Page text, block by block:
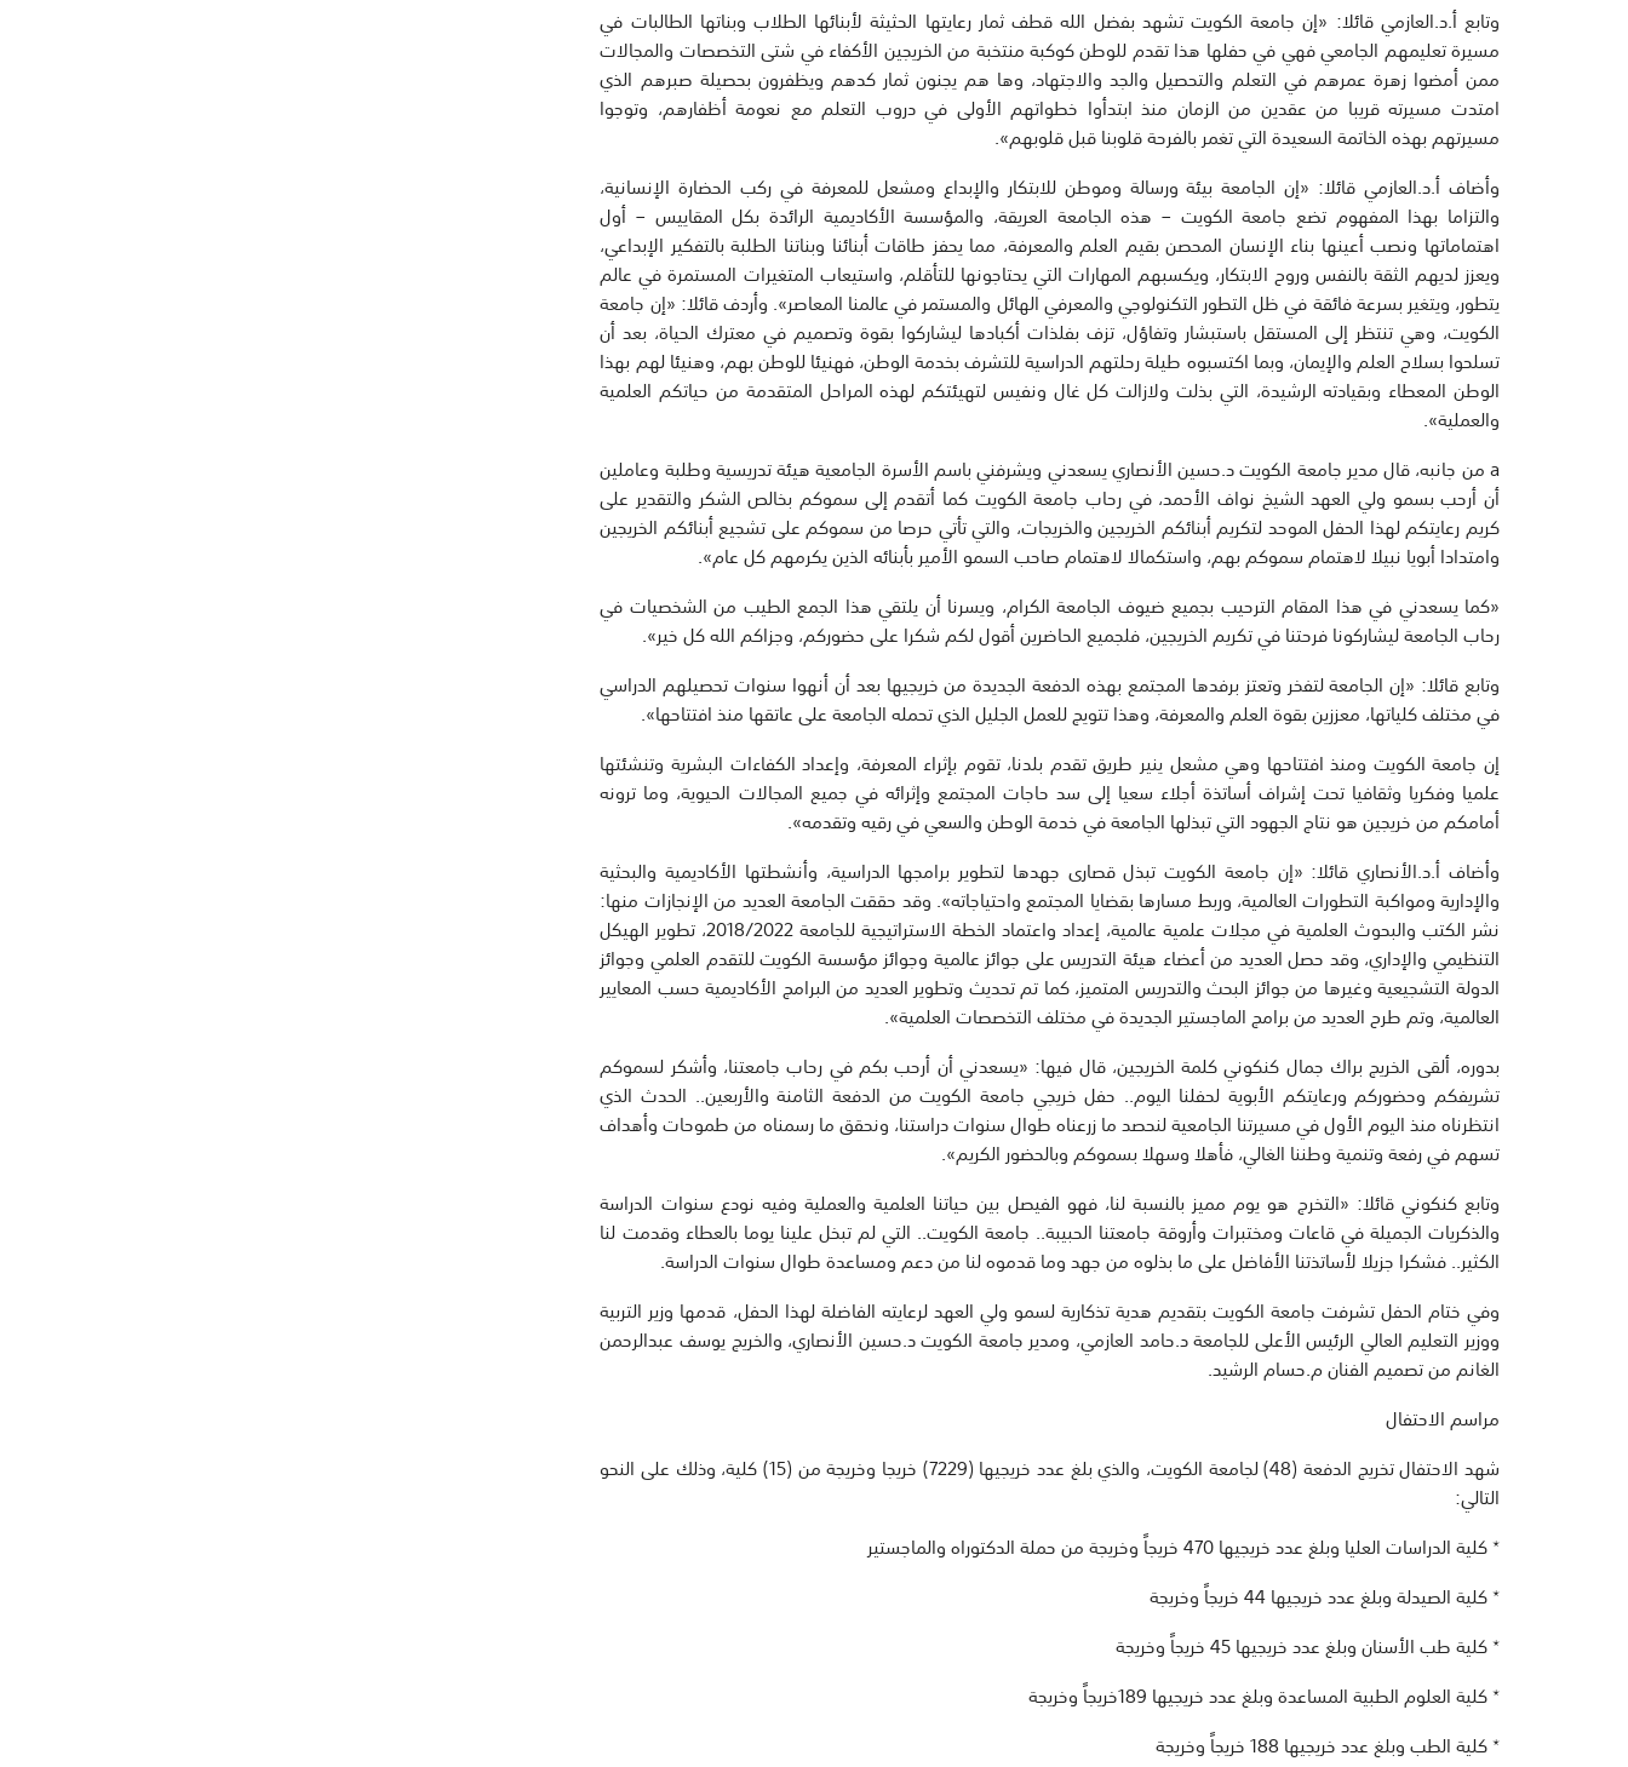
وتابع أ.د.العازمي قائلا: «إن جامعة الكويت تشهد بفضل الله قطف ثمار رعايتها الحثيثة لأبنائها الطلاب وبناتها الطالبات في
مسيرة تعليمهم الجامعي فهي في حفلها هذا تقدم للوطن كوكبة منتخبة من الخريجين الأكفاء في شتى التخصصات والمجالات
ممن أمضوا زهرة عمرهم في التعلم والتحصيل والجد والاجتهاد، وها هم يجنون ثمار كدهم ويظفرون بحصيلة صبرهم الذي
امتدت مسيرته قريبا من عقدين من الزمان منذ ابتدأوا خطواتهم الأولى في دروب التعلم مع نعومة أظفارهم، وتوجوا
مسيرتهم بهذه الخاتمة السعيدة التي تغمر بالفرحة قلوبنا قبل قلوبهم».
وأضاف أ.د.العازمي قائلا: «إن الجامعة بيئة ورسالة وموطن للابتكار والإبداع ومشعل للمعرفة في ركب الحضارة الإنسانية،
والتزاما بهذا المفهوم تضع جامعة الكويت – هذه الجامعة العريقة، والمؤسسة الأكاديمية الرائدة بكل المقاييس – أول
اهتماماتها ونصب أعينها بناء الإنسان المحصن بقيم العلم والمعرفة، مما يحفز طاقات أبنائنا وبناتنا الطلبة بالتفكير الإبداعي،
ويعزز لديهم الثقة بالنفس وروح الابتكار، ويكسبهم المهارات التي يحتاجونها للتأقلم، واستيعاب المتغيرات المستمرة في عالم
يتطور، ويتغير بسرعة فائقة في ظل التطور التكنولوجي والمعرفي الهائل والمستمر في عالمنا المعاصر». وأردف قائلا: «إن جامعة
الكويت، وهي تنتظر إلى المستقل باستبشار وتفاؤل، تزف بفلذات أكبادها ليشاركوا بقوة وتصميم في معترك الحياة، بعد أن
تسلحوا بسلاح العلم والإيمان، وبما اكتسبوه طيلة رحلتهم الدراسية للتشرف بخدمة الوطن، فهنيئا للوطن بهم، وهنيئا لهم بهذا
الوطن المعطاء وبقيادته الرشيدة، التي بذلت ولازالت كل غال ونفيس لتهيئتكم لهذه المراحل المتقدمة من حياتكم العلمية
والعملية».
a من جانبه، قال مدير جامعة الكويت د.حسين الأنصاري يسعدني ويشرفني باسم الأسرة الجامعية هيئة تدريسية وطلبة وعاملين
أن أرحب بسمو ولي العهد الشيخ نواف الأحمد، في رحاب جامعة الكويت كما أتقدم إلى سموكم بخالص الشكر والتقدير على
كريم رعايتكم لهذا الحفل الموحد لتكريم أبنائكم الخريجين والخريجات، والتي تأتي حرصا من سموكم على تشجيع أبنائكم الخريجين
وامتدادا أبويا نبيلا لاهتمام سموكم بهم، واستكمالا لاهتمام صاحب السمو الأمير بأبنائه الذين يكرمهم كل عام».
«كما يسعدني في هذا المقام الترحيب بجميع ضيوف الجامعة الكرام، ويسرنا أن يلتقي هذا الجمع الطيب من الشخصيات في
رحاب الجامعة ليشاركونا فرحتنا في تكريم الخريجين، فلجميع الحاضرين أقول لكم شكرا على حضوركم، وجزاكم الله كل خير».
وتابع قائلا: «إن الجامعة لتفخر وتعتز برفدها المجتمع بهذه الدفعة الجديدة من خريجيها بعد أن أنهوا سنوات تحصيلهم الدراسي
في مختلف كلياتها، معززين بقوة العلم والمعرفة، وهذا تتويج للعمل الجليل الذي تحمله الجامعة على عاتقها منذ افتتاحها».
إن جامعة الكويت ومنذ افتتاحها وهي مشعل ينير طريق تقدم بلدنا، تقوم بإثراء المعرفة، وإعداد الكفاءات البشرية وتنشئتها
علميا وفكريا وثقافيا تحت إشراف أساتذة أجلاء سعيا إلى سد حاجات المجتمع وإثرائه في جميع المجالات الحيوية، وما ترونه
أمامكم من خريجين هو نتاج الجهود التي تبذلها الجامعة في خدمة الوطن والسعي في رقيه وتقدمه».
وأضاف أ.د.الأنصاري قائلا: «إن جامعة الكويت تبذل قصارى جهدها لتطوير برامجها الدراسية، وأنشطتها الأكاديمية والبحثية
والإدارية ومواكبة التطورات العالمية، وربط مسارها بقضايا المجتمع واحتياجاته». وقد حققت الجامعة العديد من الإنجازات منها:
نشر الكتب والبحوث العلمية في مجلات علمية عالمية، إعداد واعتماد الخطة الاستراتيجية للجامعة 2018/2022، تطوير الهيكل
التنظيمي والإداري، وقد حصل العديد من أعضاء هيئة التدريس على جوائز عالمية وجوائز مؤسسة الكويت للتقدم العلمي وجوائز
الدولة التشجيعية وغيرها من جوائز البحث والتدريس المتميز، كما تم تحديث وتطوير العديد من البرامج الأكاديمية حسب المعايير
العالمية، وتم طرح العديد من برامج الماجستير الجديدة في مختلف التخصصات العلمية».
بدوره، ألقى الخريج براك جمال كنكوني كلمة الخريجين، قال فيها: «يسعدني أن أرحب بكم في رحاب جامعتنا، وأشكر لسموكم
تشريفكم وحضوركم ورعايتكم الأبوية لحفلنا اليوم.. حفل خريجي جامعة الكويت من الدفعة الثامنة والأربعين.. الحدث الذي
انتظرناه منذ اليوم الأول في مسيرتنا الجامعية لنحصد ما زرعناه طوال سنوات دراستنا، ونحقق ما رسمناه من طموحات وأهداف
تسهم في رفعة وتنمية وطننا الغالي، فأهلا وسهلا بسموكم وبالحضور الكريم».
وتابع كنكوني قائلا: «التخرج هو يوم مميز بالنسبة لنا، فهو الفيصل بين حياتنا العلمية والعملية وفيه نودع سنوات الدراسة
والذكريات الجميلة في قاعات ومختبرات وأروقة جامعتنا الحبيبة.. جامعة الكويت.. التي لم تبخل علينا يوما بالعطاء وقدمت لنا
الكثير.. فشكرا جزيلا لأساتذتنا الأفاضل على ما بذلوه من جهد وما قدموه لنا من دعم ومساعدة طوال سنوات الدراسة.
وفي ختام الحفل تشرفت جامعة الكويت بتقديم هدية تذكارية لسمو ولي العهد لرعايته الفاضلة لهذا الحفل، قدمها وزير التربية
ووزير التعليم العالي الرئيس الأعلى للجامعة د.حامد العازمي، ومدير جامعة الكويت د.حسين الأنصاري، والخريج يوسف عبدالرحمن
الغانم من تصميم الفنان م.حسام الرشيد.
مراسم الاحتفال
شهد الاحتفال تخريج الدفعة (48) لجامعة الكويت، والذي بلغ عدد خريجيها (7229) خريجا وخريجة من (15) كلية، وذلك على النحو
التالي:
٭ كلية الدراسات العليا وبلغ عدد خريجيها 470 خريجاً وخريجة من حملة الدكتوراه والماجستير
٭ كلية الصيدلة وبلغ عدد خريجيها 44 خريجاً وخريجة
٭ كلية طب الأسنان وبلغ عدد خريجيها 45 خريجاً وخريجة
٭ كلية العلوم الطبية المساعدة وبلغ عدد خريجيها 189خريجاً وخريجة
٭ كلية الطب وبلغ عدد خريجيها 188 خريجاً وخريجة